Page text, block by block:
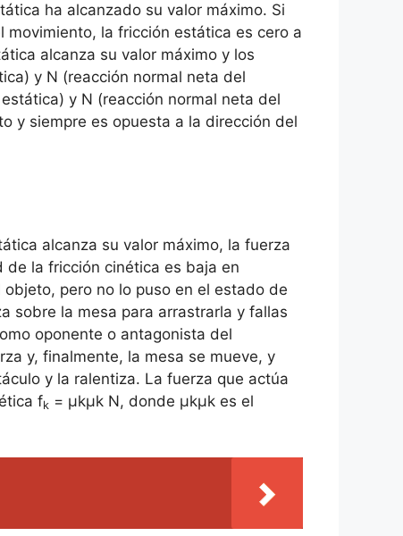
ha alcanzado su valor máximo. Si
la fricción estática es cero a
alcanza su valor máximo y los
y N (reacción normal neta del
y N (reacción normal neta del
y siempre es opuesta a la dirección del
alcanza su valor máximo, la fuerza
la fricción cinética es baja en
pero no lo puso en el estado de
sobre la mesa para arrastrarla y fallas
oponente o antagonista del
y, finalmente, la mesa se mueve, y
y la ralentiza. La fuerza que actúa
fk = μkμk N, donde μkμk es el